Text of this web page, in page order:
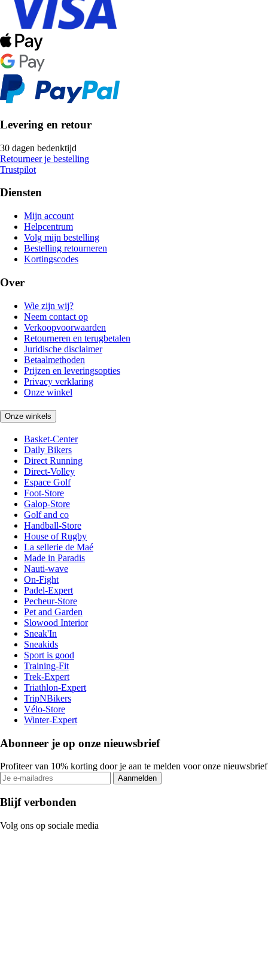
Levering en retour
30 dagen bedenktijd
Retourneer je bestelling
Trustpilot
Diensten
Mijn account
Helpcentrum
Volg mijn bestelling
Bestelling retourneren
Kortingscodes
Over
Wie zijn wij?
Neem contact op
Verkoopvoorwaarden
Retourneren en terugbetalen
Juridische disclaimer
Betaalmethoden
Prijzen en leveringsopties
Privacy verklaring
Onze winkel
Onze winkels
Basket-Center
Daily Bikers
Direct Running
Direct-Volley
Espace Golf
Foot-Store
Galop-Store
Golf and co
Handball-Store
House of Rugby
La sellerie de Maé
Made in Paradis
Nauti-wave
On-Fight
Padel-Expert
Pecheur-Store
Pet and Garden
Slowood Interior
Sneak'In
Sneakids
Sport is good
Training-Fit
Trek-Expert
Triathlon-Expert
TripNBikers
Vélo-Store
Winter-Expert
Abonneer je op onze nieuwsbrief
Profiteer van 10% korting door je aan te melden voor onze nieuwsbrief
Aanmelden
Blijf verbonden
Volg ons op sociale media